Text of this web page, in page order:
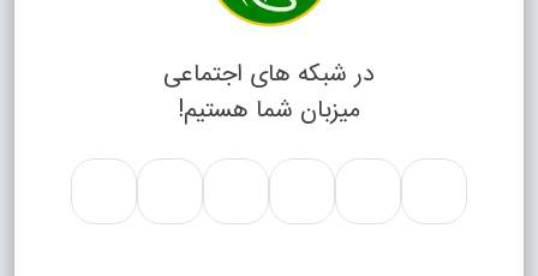
در شبکه های اجتماعی
میزبان شما هستیم!